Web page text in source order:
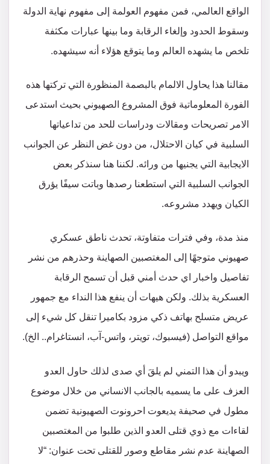
الواقع العالمي، فمن مفهوم العولمة إلى مفهوم نهاية الدولة
وسقوط الحدود وإلغاء الرقابة وما بينها عبارات مكثفة
تلخص ما يشهده العالم وما يتوقع هؤلاء أنه سيشهده.
مقالنا هذا يحاول الالمام بالبصمة المنظورة التي تركتها هذه
الفورة المعلوماتية فوق المشروع الصهيوني بحيث استدعى
الامر تصريحات ومقالات ودراسات للحد من تداعياتها
السلبية في كيان الاحتلال، من دون غض النظر عن الجوانب
الايجابية التي يجنيها من ورائه. لكننا هنا سنذكر بعض
الجوانب السلبية التي استطعنا رصدها وباتت سيفًا يؤرق
الكيان ويهدد مشروعه.
منذ مدة، وفي فترات متفاوتة، تحدث ناطق عسكري
صهيوني متوجهًا إلى المغتصبين الصهاينة وحذرهم من نشر
تفاصيل واخبار اي حدث أمني قبل أن تسمح الرقابة
العسكرية بذلك. ولكن هيهات أن ينفع هذا النداء مع جمهور
عريض متسلح بهاتف ذكي مزود بكاميرا تنقل كل شيء إلى
مواقع التواصل (فيسبوك، تويتر، واتس-آب، انستاغرام.. الخ).
ويبدو أن هذا التمني لم يلقَ أي صدى لذلك حاول العدو
العزف على ما يسميه بالجانب الانساني من خلال موضوع
مطول في صحيفة يديعوت احرونوت الصهيونية تضمن
لقاءات مع ذوي قتلى العدو الذين طلبوا من المغتصبين
الصهاينة عدم نشر مقاطع وصور للقتلى تحت عنوان: “لا